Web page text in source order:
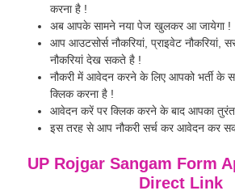
करना है !
अब आपके सामने नया पेज खुलकर आ जायेगा !
आप आउटसोर्स नौकरियां, प्राइवेट नौकरियां,
नौकरियां देख सकते है !
नौकरी में आवेदन करने के लिए आपको भर्ती के
क्लिक करना है !
आवेदन करें पर क्लिक करने के बाद आपका तुरंत
इस तरह से आप नौकरी सर्च कर आवेदन कर
UP Rojgar Sangam Form
Direct Link